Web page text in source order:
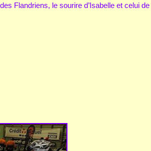
Flandriens, le sourire d’Isabelle et celui de